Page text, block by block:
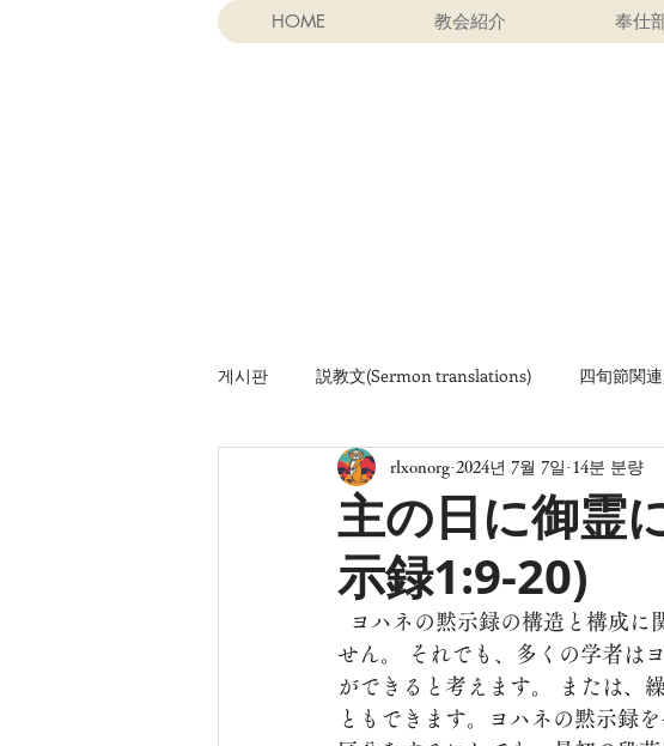
HOME 教会紹介 奉仕
게시판 説教文(Sermon translations) 四旬節関
Khotbah (terjemahan bahasa Indonesi
主の日に御霊
示録1:9-20)
rlxonorg 2024년 7월 7일 14분 분량
せん。 それでも、多くの学者は
ができると考えます。 または、
ともできます。ヨハネの黙示録